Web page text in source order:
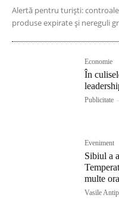
Alertă pentru turiști: controale
produse expirate și nereguli
Economie
În
Publicitate -
Eveniment
Sibiul a
multe
Vasile